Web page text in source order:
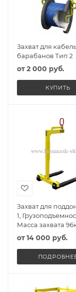
Захват для
барабанов Тип 2
от2 000 руб.
КУПИТЬ
Захват для
1,
Масса захвата
Высота захвата
от14 000 руб.